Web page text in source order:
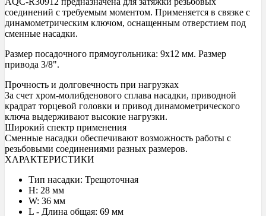
соединений с требуемым моментом. Применяется в связке с
динамометрическим ключом, оснащенным отверстием под
сменные насадки.
Размер посадочного прямоугольника: 9x12 мм. Размер
привода 3/8".
Прочность и долговечность при нагрузках
За счет хром-молибденового сплава насадки, приводной
крадрат торцевой головки и привод динамометрического
ключа выдерживают высокие нагрузки.
Широкий спектр применения
Сменные насадки обеспечивают возможность работы с
резьбовыми соединениями разных размеров.
ХАРАКТЕРИСТИКИ
Тип насадки: Трещоточная
H: 28 мм
W: 36 мм
L - Длина общая: 69 мм